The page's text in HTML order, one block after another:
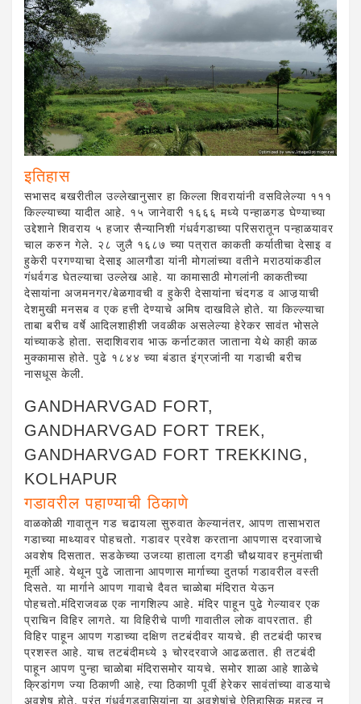
इतिहास
सभासद बखरीतील उल्लेखानुसार हा किल्ला शिवरायांनी वसविलेल्या १११
किल्ल्याच्या यादीत आहे. १५ जानेवारी १६६६ मध्ये पन्हाळगड घेण्याच्या
उद्देशाने शिवराय ५ हजार सैन्यानिशी गंधर्वगडाच्या परिसरातून पन्हाळयावर
चाल करुन गेले. २८ जुलै १६८७ च्या पत्रात काकती कर्यातीचा देसाइ व
हुकेरी परगण्याचा देसाइ आलगौडा यांनी मोगलांच्या वतीने मराठयांकडील
गंधर्वगड घेतल्याचा उल्लेख आहे. या कामासाठी मोगलांनी काकतीच्या
देसायांना अजमनगर/बेळगावची व हुकेरी देसायांना चंदगड व आजर्‍याची
देशमुखी मनसब व एक हत्ती देण्याचे अमिष दाखविले होते. या किल्ल्याचा
ताबा बरीच वर्षे आदिलशाहीशी जवळीक असलेल्या हेरेकर सावंत भोसले
यांच्याकडे होता. सदाशिवराव भाऊ कर्नाटकात जाताना येथे काही काळ
मुक्कामास होते. पुढे १८४४ च्या बंडात इंग्रजांनी या गडाची बरीच
नासधूस केली.
GANDHARVGAD FORT,
GANDHARVGAD FORT TREK,
GANDHARVGAD FORT TREKKING,
KOLHAPUR
गडावरील पहाण्याची ठिकाणे
वाळकोळी गावातून गड चढायला सुरुवात केल्यानंतर, आपण तासाभरात
गडाच्या माथ्यावर पोहचतो. गडावर प्रवेश करताना आपणास दरवाजाचे
अवशेष दिसतात. सडकेच्या उजव्या हाताला दगडी चौथर्‍यावर हनुमंताची
मूर्ती आहे. येथून पुढे जाताना आपणास मार्गाच्या दुतर्फा गडावरील वस्ती
दिसते. या मार्गाने आपण गावाचे दैवत चाळोबा मंदिरात येऊन
पोहचतो.मंदिराजवळ एक नागशिल्प आहे. मंदिर पाहून पुढे गेल्यावर एक
प्राचिन विहिर लागते. या विहिरीचे पाणी गावातील लोक वापरतात. ही
विहिर पाहून आपण गडाच्या दक्षिण तटबंदीवर यायचे. ही तटबंदी फारच
प्रशस्त आहे. याच तटबंदीमध्ये ३ चोरदरवाजे आढळतात. ही तटबंदी
पाहून आपण पुन्हा चाळोबा मंदिरासमोर यायचे. समोर शाळा आहे शाळेचे
क्रिडांगण ज्या ठिकाणी आहे, त्या ठिकाणी पूर्वी हेरेकर सावंतांच्या वाडयाचे
अवशेष होते. परंतु गंधर्वगडवासियांना या अवशेषांचे ऐतिहासिक महत्व न